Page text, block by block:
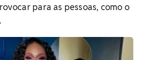
para as pessoas, como o